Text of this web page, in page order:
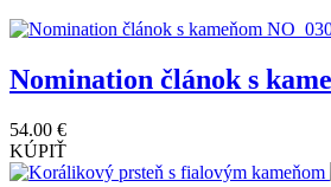
Nomination článok s
54.00 €
KÚPIŤ